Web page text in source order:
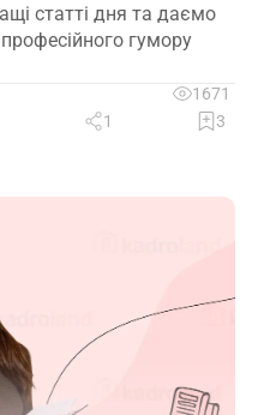
статті дня та даємо
гумору
1671
1 3